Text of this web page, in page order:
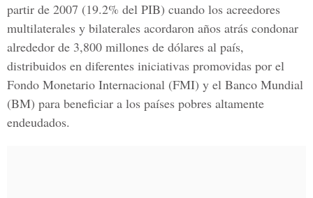
partir de 2007 (19.2% del PIB) cuando los acreedores
multilaterales y bilaterales acordaron años atrás condonar
alrededor de 3,800 millones de dólares al país,
distribuidos en diferentes iniciativas promovidas por el
Fondo Monetario Internacional (FMI) y el Banco Mundial
(BM) para beneficiar a los países pobres altamente
endeudados.